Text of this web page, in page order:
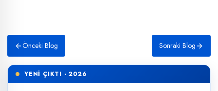
Önceki Blog Sonraki Blog
YENİ ÇIKTI · 2026